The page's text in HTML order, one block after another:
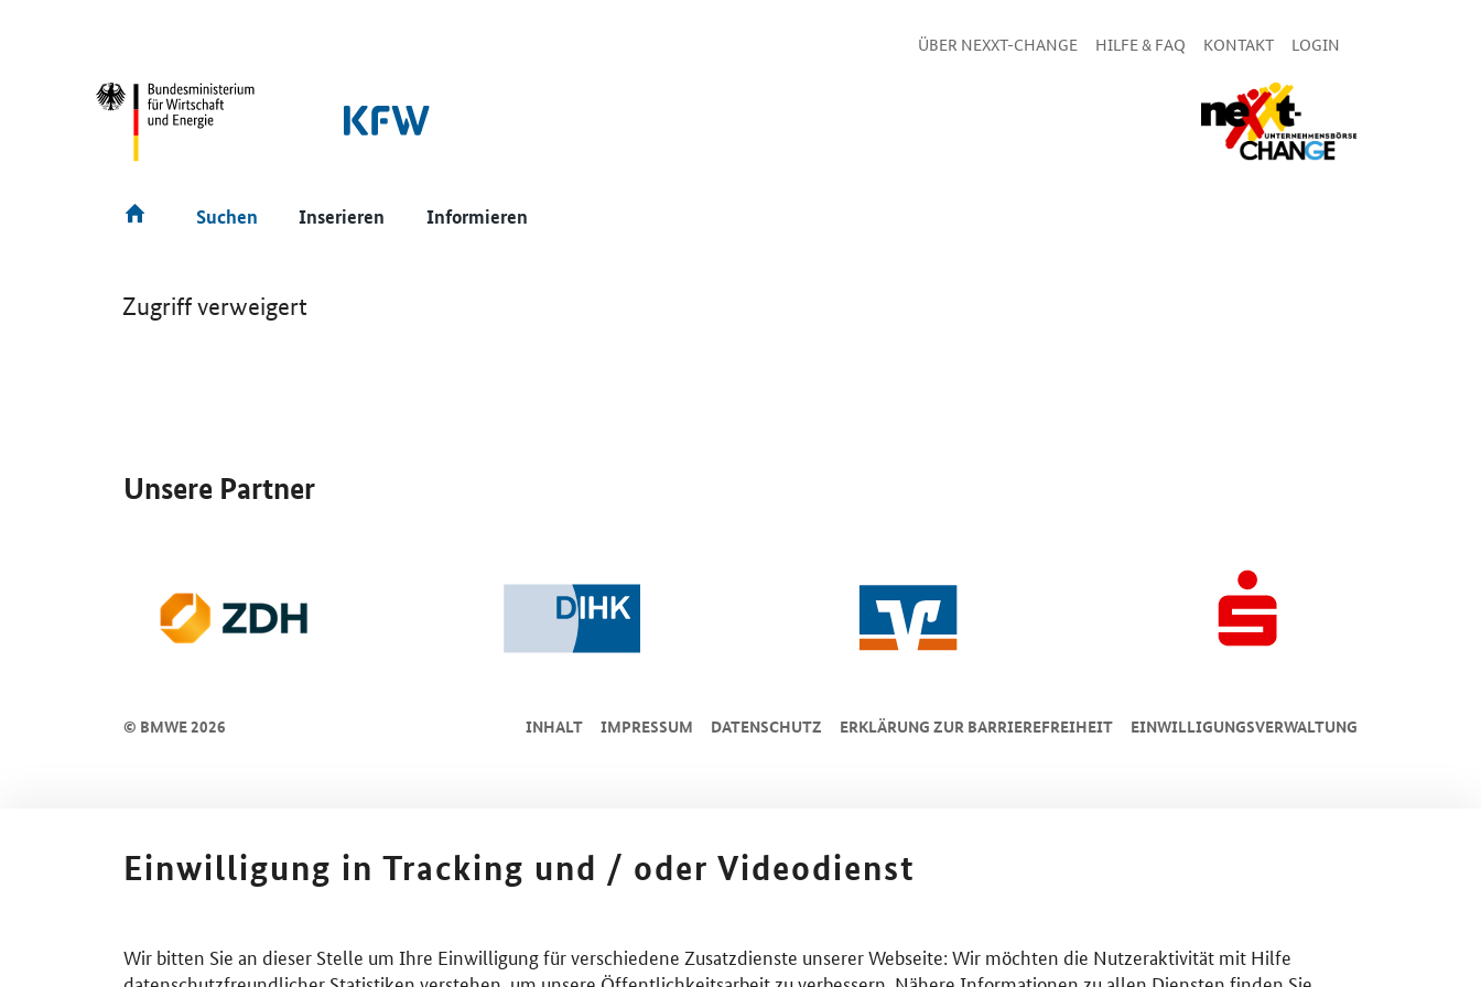
ÜBER NEXXT-CHANGE HILFE & FAQ KONTAKT LOGIN
Suchen Inserieren Informieren
Zugriff verweigert
Unsere Partner
© BMWE 2026 INHALT IMPRESSUM DA­TEN­SCHUTZ ERKLÄRUNG ZUR BARRIEREFREIHEIT EINWILLIGUNGSVERWALTUNG
Einwilligung in Tracking und / oder Videodienst
Wir bitten Sie an dieser Stelle um Ihre Einwilligung für verschiedene Zusatzdienste unserer Webseite: Wir möchten die Nutzeraktivität mit Hilfe